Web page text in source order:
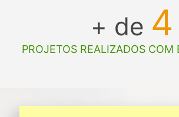
+ de 4
PROJETOS REALIZADOS COM